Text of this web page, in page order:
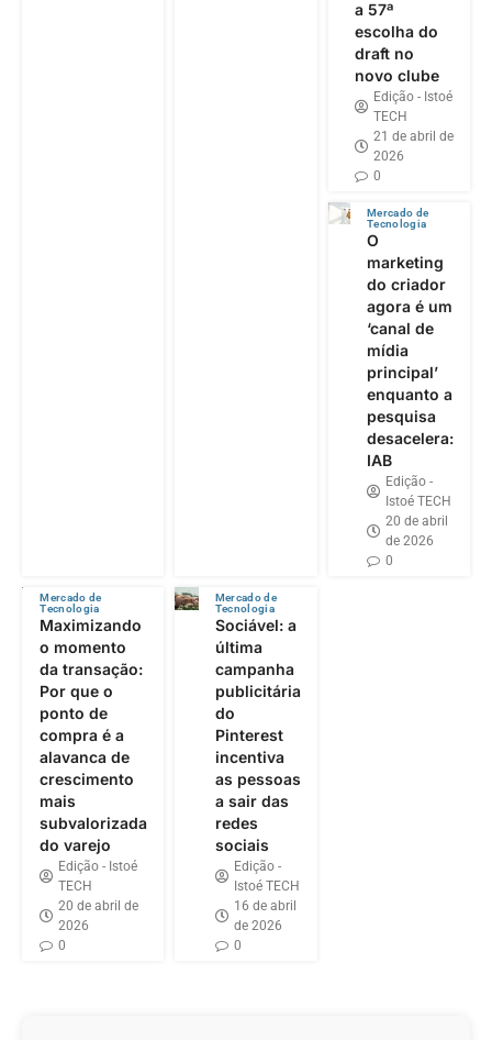
a 57ª
escolha do
draft no
novo clube
Edição - Istoé
TECH
21 de abril de
2026
0
Mercado de
Tecnologia
O
marketing
do criador
agora é um
‘canal de
mídia
principal’
enquanto a
pesquisa
desacelera:
IAB
Edição -
Istoé TECH
20 de abril
de 2026
0
Mercado de
Tecnologia
Maximizando
o momento
da transação:
Por que o
ponto de
compra é a
alavanca de
crescimento
mais
subvalorizada
do varejo
Edição - Istoé
TECH
20 de abril de
2026
0
Mercado de
Tecnologia
Sociável: a
última
campanha
publicitária
do
Pinterest
incentiva
as pessoas
a sair das
redes
sociais
Edição -
Istoé TECH
16 de abril
de 2026
0